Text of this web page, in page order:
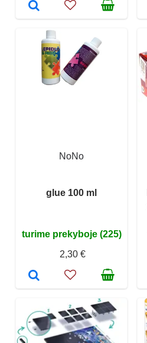
NoNo
glue 100 ml
turime prekyboje (225)
2,30 €